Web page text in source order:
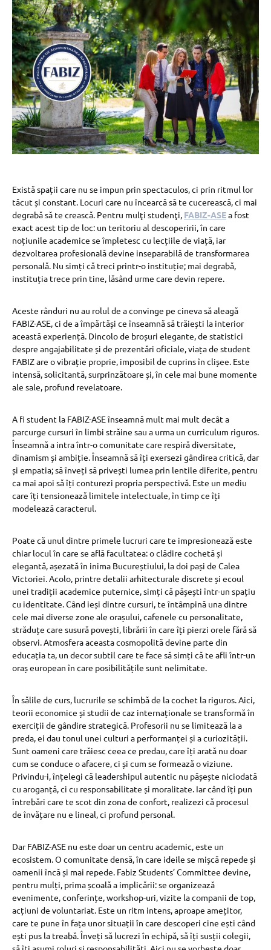
Există spații care nu se impun prin spectaculos, ci prin ritmul lor
tăcut și constant. Locuri care nu încearcă să te cucerească, ci mai
degrabă să te crească. Pentru mulţi studenţi, FABIZ-ASEa fost
exact acest tip de loc: un teritoriu al descoperirii, în care
noțiunile academice se împletesc cu lecțiile de viață, iar
dezvoltarea profesională devine inseparabilă de transformarea
personală. Nu simți că treci printr-o instituție; mai degrabă,
instituția trece prin tine, lăsând urme care devin repere.
Aceste rânduri nu au rolul de a convinge pe cineva să aleagă
FABIZ-ASE, ci de a împărtăși ce înseamnă să trăiești la interior
această experiență. Dincolo de broșuri elegante, de statistici
despre angajabilitate și de prezentări oficiale, viața de student
FABIZ are o vibrație proprie, imposibil de cuprins în clișee. Este
intensă, solicitantă, surprinzătoare și, în cele mai bune momente
ale sale, profund revelatoare.
A fi student la FABIZ-ASE înseamnă mult mai mult decât a
parcurge cursuri în limbi străine sau a urma un curriculum riguros.
Înseamnă a intra într-o comunitate care respiră diversitate,
dinamism și ambiție. Înseamnă să îți exersezi gândirea critică, dar
și empatia; să înveți să privești lumea prin lentile diferite, pentru
ca mai apoi să îți conturezi propria perspectivă. Este un mediu
care îți tensionează limitele intelectuale, în timp ce îți
modelează caracterul.
Poate că unul dintre primele lucruri care te impresionează este
chiar locul în care se află facultatea: o clădire cochetă și
elegantă, așezată în inima Bucureștiului, la doi pași de Calea
Victoriei. Acolo, printre detalii arhitecturale discrete și ecoul
unei tradiții academice puternice, simți că pășești într-un spațiu
cu identitate. Când ieși dintre cursuri, te întâmpină una dintre
cele mai diverse zone ale orașului, cafenele cu personalitate,
străduțe care susură povești, librării în care îți pierzi orele fără să
observi. Atmosfera aceasta cosmopolită devine parte din
educația ta, un decor subtil care te face să simți că te afli într-un
oraș european în care posibilitățile sunt nelimitate.
În sălile de curs, lucrurile se schimbă de la cochet la riguros. Aici,
teorii economice și studii de caz internaționale se transformă în
exerciții de gândire strategică. Profesorii nu se limitează la a
preda, ei dau tonul unei culturi a performanței și a curiozității.
Sunt oameni care trăiesc ceea ce predau, care îți arată nu doar
cum se conduce o afacere, ci și cum se formează o viziune.
Privindu-i, înțelegi că leadershipul autentic nu pășește niciodată
cu aroganță, ci cu responsabilitate și moralitate. Iar când îți pun
întrebări care te scot din zona de confort, realizezi că procesul
de învățare nu e lineal, ci profund personal.
Dar FABIZ-ASE nu este doar un centru academic, este un
ecosistem. O comunitate densă, în care ideile se mișcă repede și
oamenii încă și mai repede. Fabiz Students’ Committee devine,
pentru mulți, prima școală a implicării: se organizează
evenimente, conferințe, workshop-uri, vizite la companii de top,
acțiuni de voluntariat. Este un ritm intens, aproape amețitor,
care te pune în fața unor situații în care descoperi cine ești când
ești pus la treabă. Înveți să lucrezi în echipă, să îți susții colegii,